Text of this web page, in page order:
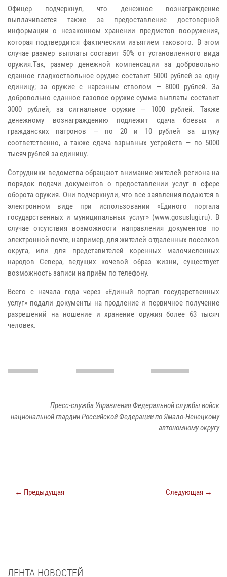
Офицер подчеркнул, что денежное вознаграждение
выплачивается также за предоставление достоверной
информации о незаконном хранении предметов вооружения,
которая подтвердится фактическим изъятием такового. В этом
случае размер выплаты составит 50% от установленного вида
оружия.Так, размер денежной компенсации за добровольно
сданное гладкоствольное орудие составит 5000 рублей за одну
единицу; за оружие с нарезным стволом — 8000 рублей. За
добровольно сданное газовое оружие сумма выплаты составит
3000 рублей, за сигнальное оружие — 1000 рублей. Также
денежному вознаграждению подлежит сдача боевых и
гражданских патронов — по 20 и 10 рублей за штуку
соответственно, а также сдача взрывных устройств — по 5000
тысяч рублей за единицу.
Сотрудники ведомства обращают внимание жителей региона на
порядок подачи документов о предоставлении услуг в сфере
оборота оружия. Они подчеркнули, что все заявления подаются в
электронном виде при использовании «Единого портала
государственных и муниципальных услуг» (www.gosuslugi.ru). В
случае отсутствия возможности направления документов по
электронной почте, например, для жителей отдаленных поселков
округа, или для представителей коренных малочисленных
народов Севера, ведущих кочевой образ жизни, существует
возможность записи на приём по телефону.
Всего с начала года через «Единый портал государственных
услуг» подали документы на продление и первичное получение
разрешений на ношение и хранение оружия более 63 тысяч
человек.
Пресс-служба Управления Федеральной службы войск
национальной гвардии Российской Федерации по Ямало-Ненецкому
автономному округу
← Предыдущая Следующая →
ЛЕНТА НОВОСТЕЙ